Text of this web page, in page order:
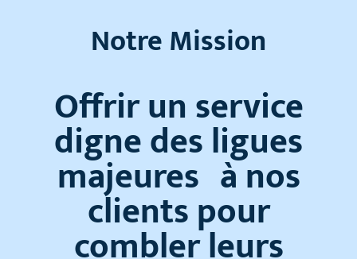
Notre Mission
Offrir un service
digne des ligues
majeures à nos
clients pour
combler leurs